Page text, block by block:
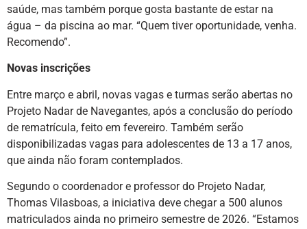
saúde, mas também porque gosta bastante de estar na
água – da piscina ao mar. “Quem tiver oportunidade, venha.
Recomendo”.
Novas inscrições
Entre março e abril, novas vagas e turmas serão abertas no
Projeto Nadar de Navegantes, após a conclusão do período
de rematrícula, feito em fevereiro. Também serão
disponibilizadas vagas para adolescentes de 13 a 17 anos,
que ainda não foram contemplados.
Segundo o coordenador e professor do Projeto Nadar,
Thomas Vilasboas, a iniciativa deve chegar a 500 alunos
matriculados ainda no primeiro semestre de 2026. “Estamos